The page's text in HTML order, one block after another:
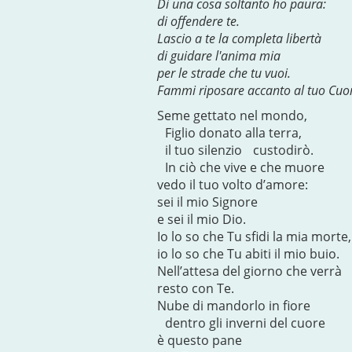
Di una cosa soltanto ho paura:
di offendere te.
Lascio a te la completa libertà
di guidare l'anima mia
per le strade che tu vuoi.
Fammi riposare accanto al tuo
Seme gettato nel mondo,
Figlio donato alla terra,
il tuo silenzio custodirò.
In ciò che vive e che muore
vedo il tuo volto d’amore:
sei il mio Signore
e sei il mio Dio.
Io lo so che Tu sfidi la mia morte,
io lo so che Tu abiti il mio buio.
Nell’attesa del giorno che verrà
resto con Te.
Nube di mandorlo in fiore
dentro gli inverni del cuore
è questo pane